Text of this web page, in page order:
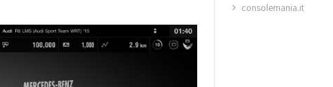
consolemania.it